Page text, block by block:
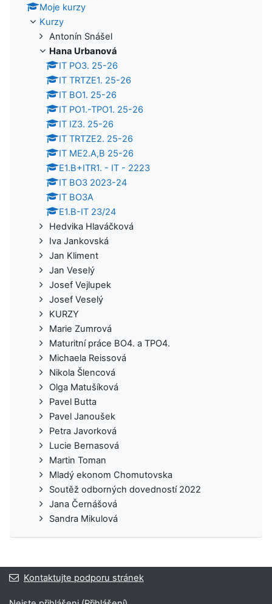
Moje kurzy
Kurzy
Antonín Snášel
Hana Urbanová
IT PO3. 25-26
IT TRTZE1. 25-26
IT BO1. 25-26
IT PO1.-TPO1. 25-26
IT IZ3. 25-26
IT TRTZE2. 25-26
IT ME2.A,B 25-26
E1.B+ITR1. - IT - 2223
IT BO3 2023-24
IT BO3A
E1.B-IT 23/24
Hedvika Hlaváčková
Iva Jankovská
Jan Kliment
Jan Veselý
Josef Vejlupek
Josef Veselý
KURZY
Marie Zumrová
Maturitní práce BO4. a TPO4.
Michaela Reissová
Nikola Šlencová
Olga Matušíková
Pavel Butta
Pavel Janoušek
Petra Javorková
Lucie Bernasová
Martin Toman
Mladý ekonom Chomutovska
Soutěž odborných dovedností 2022
Jana Černášová
Sandra Mikulová
Kontaktujte podporu stránek